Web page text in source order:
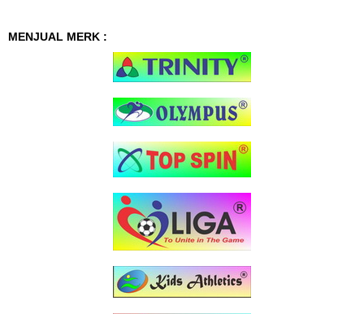
MENJUAL MERK :